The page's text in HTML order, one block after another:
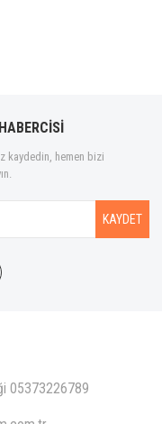
kaydedin, hemen bizi
KAYDET
05373226789